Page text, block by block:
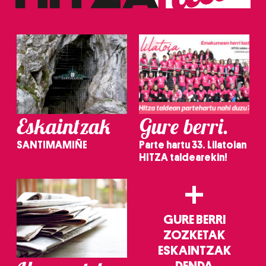
Eskaintzak
SANTIMAMIÑE
Gure berri.
Parte hartu 33. Lilatoian
HITZA taldearekin!
+
GURE BERRI
ZOZKETAK
ESKAINTZAK